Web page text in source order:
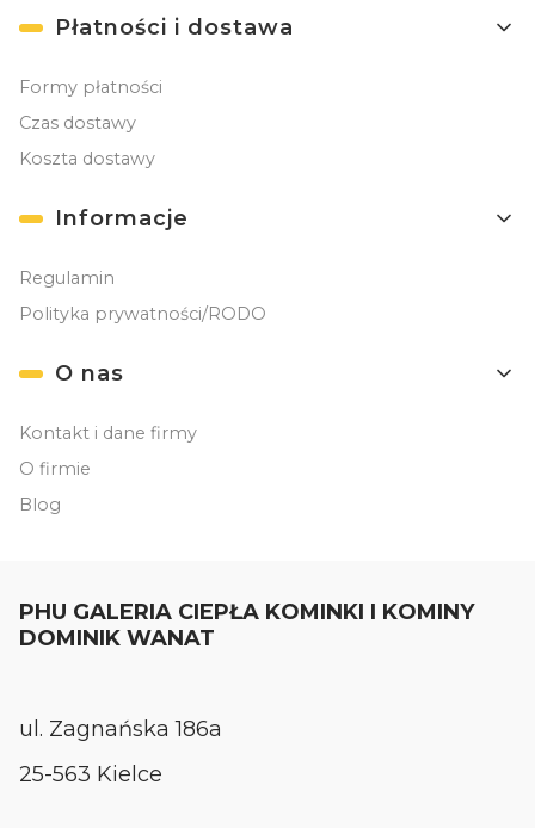
Płatności i dostawa
Formy płatności
Czas dostawy
Koszta dostawy
Informacje
Regulamin
Polityka prywatności/RODO
O nas
Kontakt i dane firmy
O firmie
Blog
PHU GALERIA CIEPŁA KOMINKI I KOMINY
DOMINIK WANAT
ul. Zagnańska 186a
25-563 Kielce